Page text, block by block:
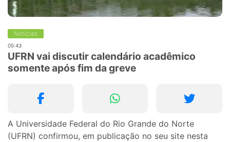
Notícias
05:43
UFRN vai discutir calendário acadêmico
somente após fim da greve
A Universidade Federal do Rio Grande do Norte
(UFRN) confirmou, em publicação no seu site nesta